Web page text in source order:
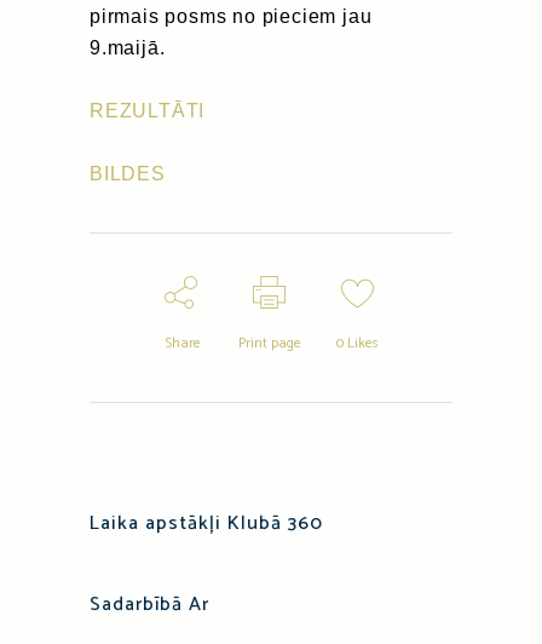
pirmais posms no pieciem jau
9.maijā.
REZULTĀTI
BILDES
Share Print page 0Likes
Laika apstākļi Klubā 360
Sadarbībā Ar